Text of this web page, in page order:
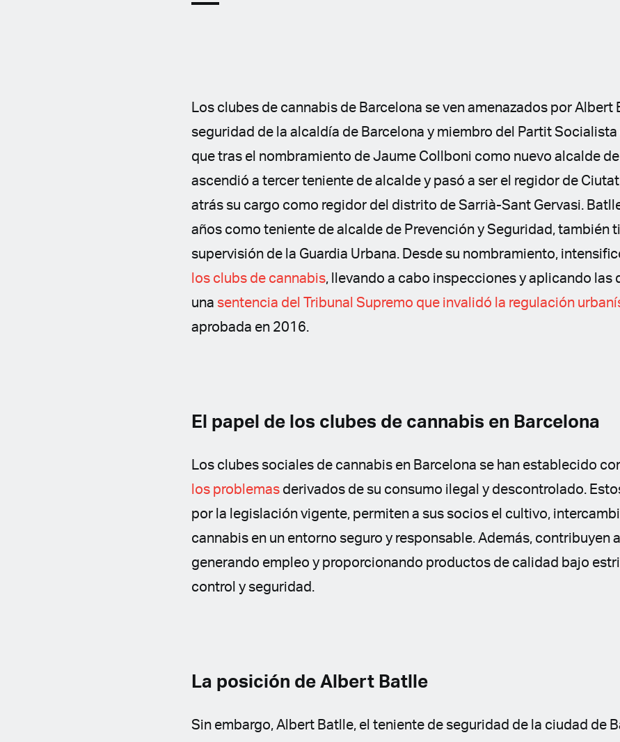
Los clubes de cannabis de Barcelona se ven amenazados por Albert
seguridad de la alcaldía de Barcelona y miembro del Partit Socialista
que tras el nombramiento de Jaume Collboni como nuevo alcalde
ascendió a tercer teniente de alcalde y pasó a ser el regidor de
atrás su cargo como regidor del distrito de Sarrià-Sant Gervasi.
años como teniente de alcalde de Prevención y Seguridad, también
supervisión de la Guardia Urbana. Desde su nombramiento,
los clubs de cannabis, llevando a cabo inspecciones y aplicando las
unasentencia del Tribunal Supremo que invalidó la regulación
aprobada en 2016.
El papel de los clubes de cannabis en Barcelona
Los clubes sociales de cannabis en Barcelona se han establecido
los problemas derivados de su consumo ilegal y descontrolado.
por la legislación vigente, permiten a sus socios el cultivo,
cannabis en un entorno seguro y responsable. Además, contribuyen
generando empleo y proporcionando productos de calidad bajo
control y seguridad.
La posición de Albert Batlle
Sin embargo, Albert Batlle, el teniente de seguridad de la ciudad de